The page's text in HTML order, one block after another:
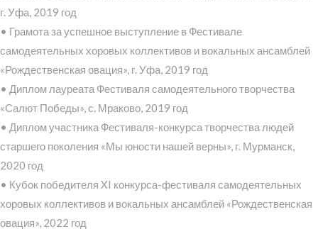
г. Уфа, 2019 год
• Грамота за успешное выступление в Фестивале
самодеятельных хоровых коллективов и вокальных ансамблей
«Рождественская овация», г. Уфа, 2019 год
• Диплом лауреата Фестиваля самодеятельного творчества
«Салют Победы», с. Мраково, 2019 год
• Диплом участника Фестиваля-конкурса творчества людей
старшего поколения «Мы юности нашей верны», г. Мурманск,
2020 год
• Кубок победителя XI конкурса-фестиваля самодеятельных
хоровых коллективов и вокальных ансамблей «Рождественская
овация», 2022 год